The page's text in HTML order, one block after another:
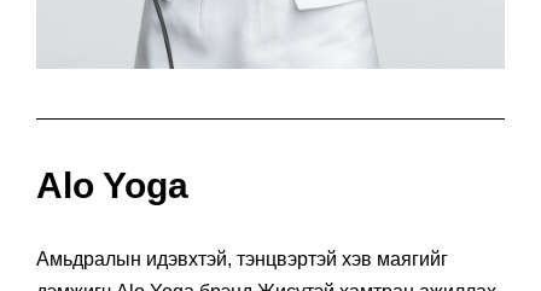
Alo Yoga
Амьдралын идэвхтэй, тэнцвэртэй хэв маягийг